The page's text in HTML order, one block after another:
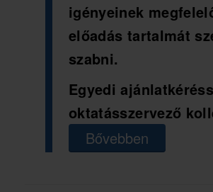
igényeinek
előadás tartalmát
szabni.
Egyedi
oktatásszervező
Bővebben